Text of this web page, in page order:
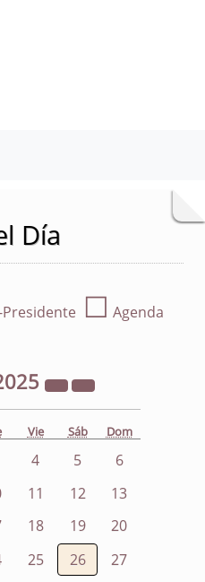
Día
☐ Agenda
Vie Sáb Dom
4 5
6
11 12
13
18 19
20
25 26
27